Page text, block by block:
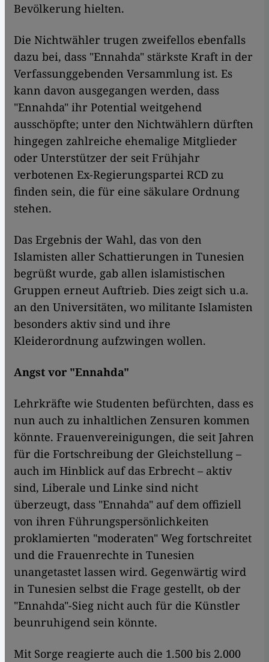
Bevölkerung hielten.
Die Nichtwähler trugen zweifellos ebenfalls
dazu bei, dass "Ennahda" stärkste Kraft in der
Verfassunggebenden Versammlung ist. Es
kann davon ausgegangen werden, dass
"Ennahda" ihr Potential weitgehend
ausschöpfte; unter den Nichtwählern dürften
hingegen zahlreiche ehemalige Mitglieder
oder Unterstützer der seit Frühjahr
verbotenen Ex-Regierungspartei RCD zu
finden sein, die für eine säkulare Ordnung
stehen.
Das Ergebnis der Wahl, das von den
Islamisten aller Schattierungen in Tunesien
begrüßt wurde, gab allen islamistischen
Gruppen erneut Auftrieb. Dies zeigt sich u.a.
an den Universitäten, wo militante Islamisten
besonders aktiv sind und ihre
Kleiderordnung aufzwingen wollen.
Angst vor "Ennahda"
Lehrkräfte wie Studenten befürchten, dass es
nun auch zu inhaltlichen Zensuren kommen
könnte. Frauenvereinigungen, die seit Jahren
für die Fortschreibung der Gleichstellung –
auch im Hinblick auf das Erbrecht – aktiv
sind, Liberale und Linke sind nicht
überzeugt, dass "Ennahda" auf dem offiziell
von ihren Führungspersönlichkeiten
proklamierten "moderaten" Weg fortschreitet
und die Frauenrechte in Tunesien
unangetastet lassen wird. Gegenwärtig wird
in Tunesien selbst die Frage gestellt, ob der
"Ennahda"-Sieg nicht auch für die Künstler
beunruhigend sein könnte.
Mit Sorge reagierte auch die 1.500 bis 2.000